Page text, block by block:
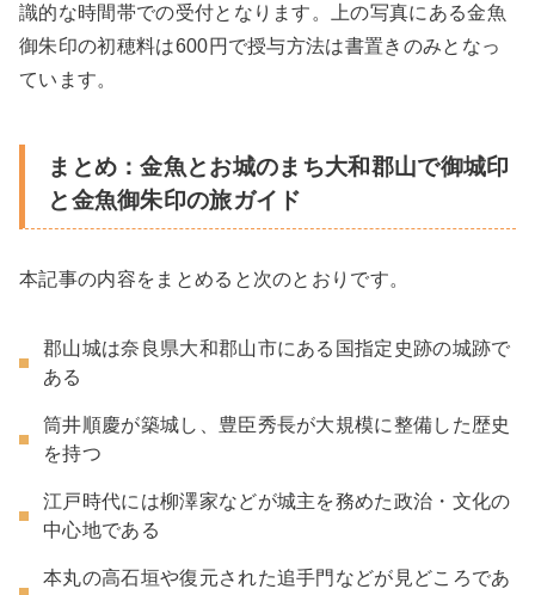
識的な時間帯での受付となります。上の写真にある金魚
御朱印の初穂料は600円で授与方法は書置きのみとなっ
ています。
まとめ：金魚とお城のまち大和郡山で御城印
と金魚御朱印の旅ガイド
本記事の内容をまとめると次のとおりです。
郡山城は奈良県大和郡山市にある国指定史跡の城跡で
ある
筒井順慶が築城し、豊臣秀長が大規模に整備した歴史
を持つ
江戸時代には柳澤家などが城主を務めた政治・文化の
中心地である
本丸の高石垣や復元された追手門などが見どころであ